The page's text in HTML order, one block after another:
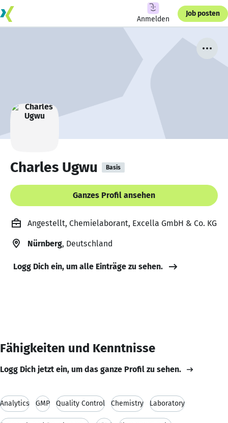
Anmelden
Job posten
Charles Ugwu Basis
Ganzes Profil ansehen
Angestellt, Chemielaborant, Excella GmbH & Co. KG
Nürnberg, Deutschland
Logg Dich ein, um alle Einträge zu sehen.
Fähigkeiten und Kenntnisse
Logg Dich jetzt ein, um das ganze Profil zu sehen.
Analytics GMP Quality Control Chemistry Laboratory